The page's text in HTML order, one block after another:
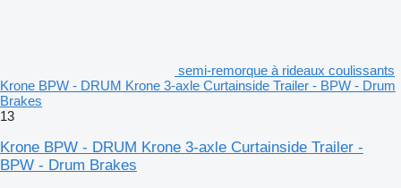
semi-remorque à rideaux coulissants
Krone BPW - DRUM Krone 3-axle Curtainside Trailer - BPW - Drum
Brakes
13
Krone BPW - DRUM Krone 3-axle Curtainside Trailer -
BPW - Drum Brakes